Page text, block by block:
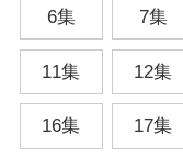
6集 7集
11集 12集
16集 17集